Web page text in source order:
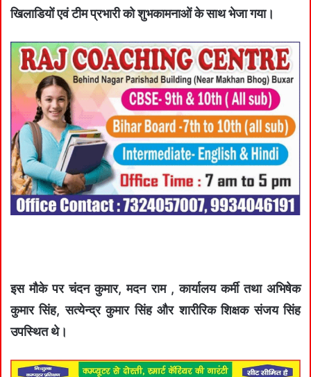
खिलाडियों एवं टीम प्रभारी को शुभकामनाओं के साथ भेजा गया।
इस मौके पर चंदन कुमार, मदन राम , कार्यालय कर्मी तथा अभिषेक
कुमार सिंह, सत्येन्द्र कुमार सिंह और शारीरिक शिक्षक संजय सिंह
उपस्थित थे।